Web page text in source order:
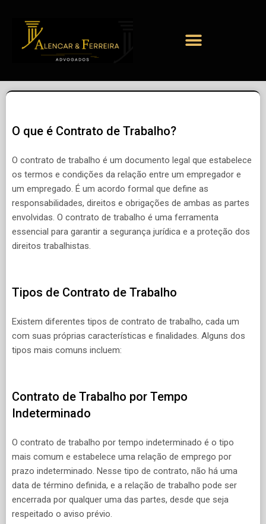
O que é Contrato de Trabalho?
O contrato de trabalho é um documento legal que estabelece
os termos e condições da relação entre um empregador e
um empregado. É um acordo formal que define as
responsabilidades, direitos e obrigações de ambas as partes
envolvidas. O contrato de trabalho é uma ferramenta
essencial para garantir a segurança jurídica e a proteção dos
direitos trabalhistas.
Tipos de Contrato de Trabalho
Existem diferentes tipos de contrato de trabalho, cada um
com suas próprias características e finalidades. Alguns dos
tipos mais comuns incluem:
Contrato de Trabalho por Tempo
Indeterminado
O contrato de trabalho por tempo indeterminado é o tipo
mais comum e estabelece uma relação de emprego por
prazo indeterminado. Nesse tipo de contrato, não há uma
data de término definida, e a relação de trabalho pode ser
encerrada por qualquer uma das partes, desde que seja
respeitado o aviso prévio.